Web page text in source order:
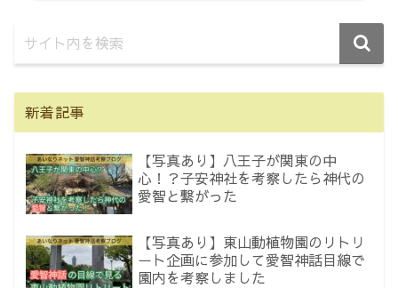
新着記事
【写真あり】八王子が関東の中
心！？子安神社を考察したら神代の
愛智と繋がった
【写真あり】東山動植物園のリトリ
ート企画に参加して愛智神話目線で
園内を考察しました